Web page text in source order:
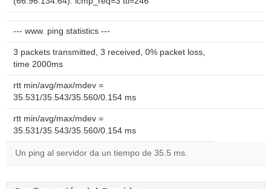
--- www. ping statistics ---
3 packets transmitted, 3 received, 0% packet loss,
time 2000ms
rtt min/avg/max/mdev =
35.531/35.543/35.560/0.154 ms
rtt min/avg/max/mdev =
35.531/35.543/35.560/0.154 ms
Un ping al servidor da un tiempo de 35.5 ms.